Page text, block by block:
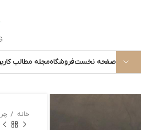
صفحه نخستفروشگاهمجله مطالب
خانه